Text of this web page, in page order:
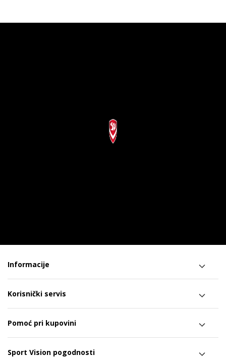
Informacije
Korisnički servis
Pomoć pri kupovini
Sport Vision pogodnosti